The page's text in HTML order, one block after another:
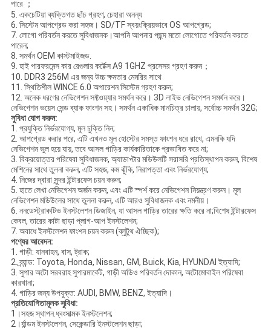
পারে ；
5. একচেটিয়া ব্যক্তিগত ছাঁচ গ্রহণ, চেহারা অনন্য
6. সিস্টেম আপগ্রেড করা সহজ। SD/TF স্বয়ংক্রিয়ভাবে OS আপগ্রেড;
7. লোগো পরিবর্তন করতে সুবিধাজনক।আপনি আপনার পছন্দ মতো লোগোতে পরিবর্তন করতে
পারেন;
8. সমর্থন OEM কাস্টমাইজড.
9. হাই পারফরমেন্স কার রেগুলার কর্টেক্স A9 1GHZ প্রসেসর গ্রহণ করুন；
10. DDR3 256M এর জন্য উচ্চ ক্ষমতার মেমরির সাথে
11. স্থিতিশীল WINCE 6.0 অপারেশন সিস্টেম গ্রহণ করুন;
12. অনেক ধরণের নেভিগেশন সফ্টওয়্যার সমর্থন করে। 3D লাইভ নেভিগেশন সমর্থন করে।
নেভিগেশন ভয়েস সেন্ড ব্যাক ফাংশন সহ। সমর্থন একাধিক মানচিত্র চালায়, সর্বোচ্চ সমর্থন 32G;
সুবিধা যোগ করুন:
1. প্রযুক্তি নির্ভরযোগ্য, মূল চুক্তি নিন;
2. আপগ্রেড করার পরে, এটি এখনও মূল হোস্টের সমস্ত ফাংশন ধরে রাখে, এমনকি যদি
নেভিগেশন ভুল হয়ে যায়, তবে আসল গাড়ির কার্যকারিতাকে প্রভাবিত করে না;
3. বিক্রয়োত্তর পরিষেবা সুবিধাজনক, অ্যাডাপ্টার মডিউলটি সরাসরি প্রতিস্থাপন করুন, বিশেষ
মেশিনের সাথে তুলনা করুন, এটি সহজ, কম ঝুঁকি, নিরাপত্তা এবং নির্ভরযোগ্য;
4. নিজের দ্বারা সুন্দর ইন্টারফেস চয়ন করুন;
5. হাতে লেখা নেভিগেশন অর্জন করুন, এবং এটি স্পর্শ করে নেভিগেশন নিয়ন্ত্রণ করুন। মূল
নেভিগেশন মডিউলের সাথে তুলনা করুন, এটি আরও সুবিধাজনক এবং নমনীয়।
6. ননডেস্ট্রাকটিভ ইনস্টলেশন ডিজাইন, যা আসল গাড়ির তারের ক্ষতি করে না;বিশেষ ইন্টারফেস
কেবল, তারের কাটা ছাড়া প্লাগ-আপ ইনস্টলেশন;
7. অবাধে ইনস্টলেশন ফাংশন চয়ন করুন (ব্লুটুথ ঐচ্ছিক);
পণ্যের আবেদন:
1. গাড়ী: যানবাহন, বাস, ট্রাক;
2. ব্র্যান্ড: Toyota, Honda, Nissan, GM, Buick, Kia, HYUNDAI ইত্যাদি;
3. সুপার অটো সরবরাহ সুপারমার্কেট, গাড়ী অডিও পরিবর্তন দোকান, অটোমোবাইল পরিষেবা
কারখানা;
4. গাড়ির জন্য উপযুক্ত: AUDI, BMW, BENZ, ইত্যাদি।
প্রতিযোগিতামূলক সুবিধা:
1।সহজ স্থাপন.ধ্বংসাত্মক ইনস্টলেশন;
2।র্যান্ডম ইনস্টলেশন, সেকেন্ডারি ইনস্টলেশন ছাড়া;